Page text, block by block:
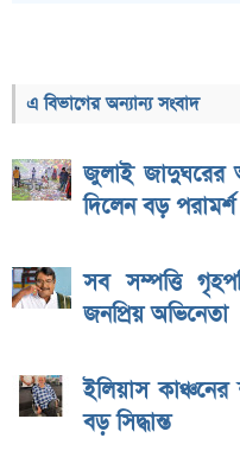
এ বিভাগের অন্যান্য সংবাদ
জুলাই জাদুঘরের
দিলেন বড় পরামর্শ
সব সম্পত্তি
জনপ্রিয় অভিনেতা
ইলিয়াস কাঞ্চনের
বড় সিদ্ধান্ত